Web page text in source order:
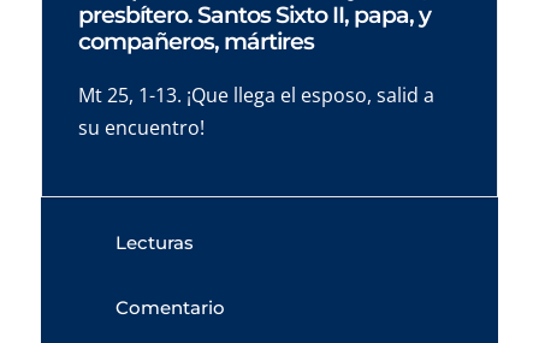
presbítero. Santos Sixto II, papa, y
compañeros, mártires
Mt 25, 1-13. ¡Que llega el esposo, salid a
su encuentro!
Lecturas
Comentario